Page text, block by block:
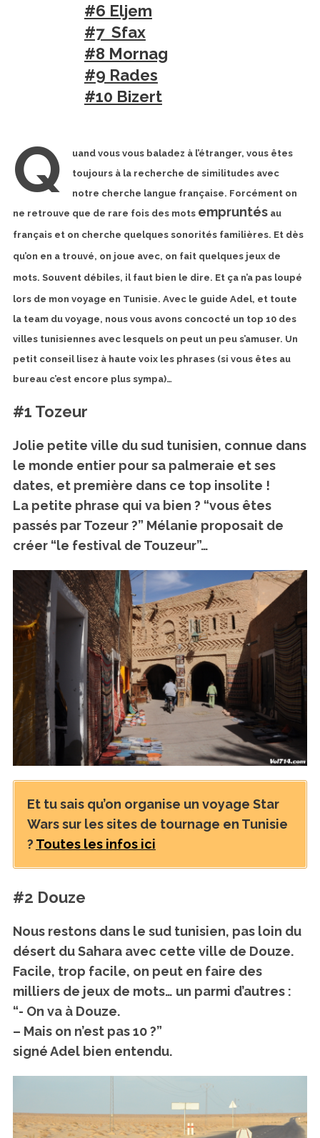
#6 Eljem
#7 Sfax
#8 Mornag
#9 Rades
#10 Bizert
Q
uand vous vous baladez à l’étranger, vous êtes
toujours à la recherche de similitudes avec
notre cherche langue française. Forcément on
ne retrouve que de rare fois des mots empruntésau
français et on cherche quelques sonorités familières. Et dès
qu’on en a trouvé, on joue avec, on fait quelques jeux de
mots. Souvent débiles, il faut bien le dire. Et ça n’a pas loupé
lors de mon voyage en Tunisie. Avec le guide Adel, et toute
la team du voyage, nous vous avons concocté un top 10 des
villes tunisiennes avec lesquels on peut un peu s’amuser. Un
petit conseil lisez à haute voix les phrases (si vous êtes au
bureau c’est encore plus sympa)…
#1 Tozeur
Jolie petite ville du sud tunisien, connue dans
le monde entier pour sa palmeraie et ses
dates, et première dans ce top insolite !
La petite phrase qui va bien ? “vous êtes
passés par Tozeur ?” Mélanie proposait de
créer “le festival de Touzeur”…
Et tu sais qu’on organise un voyage Star
Wars sur les sites de tournage en Tunisie
? Toutes les infos ici
#2 Douze
Nous restons dans le sud tunisien, pas loin du
désert du Sahara avec cette ville de Douze.
Facile, trop facile, on peut en faire des
milliers de jeux de mots… un parmi d’autres :
“- On va à Douze.
– Mais on n’est pas 10 ?”
signé Adel bien entendu.